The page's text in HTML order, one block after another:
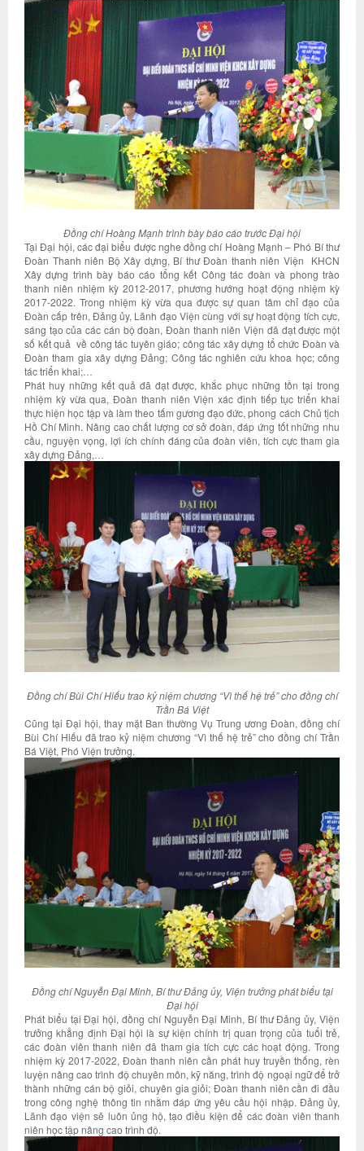
Đồng chí Hoàng Mạnh trình bày báo cáo trước Đại hội
Tại Đại hội, các đại biểu được nghe đồng chí Hoàng Mạnh – Phó Bí thư
Đoàn Thanh niên Bộ Xây dựng, Bí thư Đoàn thanh niên Viện KHCN
Xây dựng trình bày báo cáo tổng kết Công tác đoàn và phong trào
thanh niên nhiệm kỳ 2012-2017, phương hướng hoạt động nhiệm kỳ
2017-2022. Trong nhiệm kỳ vừa qua được sự quan tâm chỉ đạo của
Đoàn cấp trên, Đảng ủy, Lãnh đạo Viện cùng với sự hoạt động tích cực,
sáng tạo của các cán bộ đoàn, Đoàn thanh niên Viện đã đạt được một
số kết quả về công tác tuyên giáo; công tác xây dựng tổ chức Đoàn và
Đoàn tham gia xây dựng Đảng; Công tác nghiên cứu khoa học; công
tác triển khai;…
Phát huy những kết quả đã đạt được, khắc phục những tồn tại trong
nhiệm kỳ vừa qua, Đoàn thanh niên Viện xác định tiếp tục triển khai
thực hiện học tập và làm theo tấm gương đạo đức, phong cách Chủ tịch
Hồ Chí Minh. Nâng cao chất lượng cơ sở đoàn, đáp ứng tốt những nhu
cầu, nguyện vọng, lợi ích chính đáng của đoàn viên, tích cực tham gia
xây dựng Đảng,…
Đồng chí Bùi Chí Hiếutrao kỷ niệm chương “Vì thế hệ trẻ” cho đồng chí
Trần Bá Việt
Cũng tại Đại hội, thay mặt Ban thường Vụ Trung ương Đoàn, đồng chí
Bùi Chí Hiếu đã trao kỷ niệm chương “Vì thế hệ trẻ” cho đồng chí Trần
Bá Việt, Phó Viện trưởng.
Đồng chí Nguyễn Đại Minh, Bí thư Đảng ủy, Viện trưởng phát biểu tại
Đại hội
Phát biểu tại Đại hội, đồng chí Nguyễn Đại Minh, Bí thư Đảng ủy, Viện
trưởng khẳng định Đại hội là sự kiện chính trị quan trọng của tuổi trẻ,
các đoàn viên thanh niên đã tham gia tích cực các hoạt động. Trong
nhiệm kỳ 2017-2022, Đoàn thanh niên cần phát huy truyền thống, rèn
luyện nâng cao trình độ chuyên môn, kỹ năng, trình độ ngoại ngữ để trở
thành những cán bộ giỏi, chuyên gia giỏi; Đoàn thanh niên cần đi đầu
trong công nghệ thông tin nhằm đáp ứng yêu cầu hội nhập. Đảng ủy,
Lãnh đạo viện sẽ luôn ủng hộ, tạo điều kiện để các đoàn viên thanh
niên học tập nâng cao trình độ.